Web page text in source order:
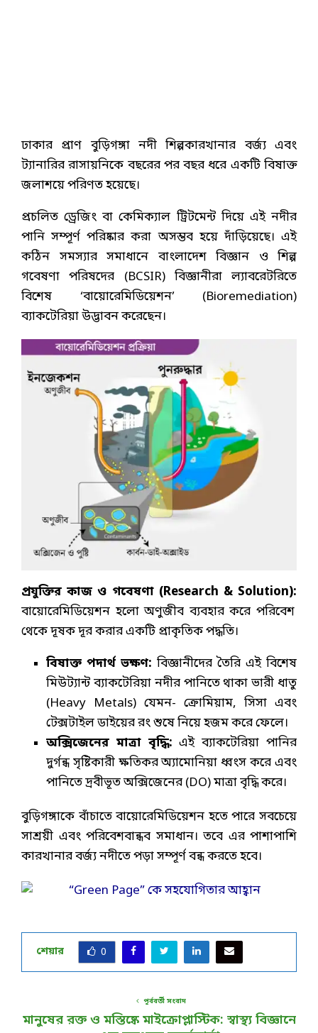
ঢাকার প্রাণ বুড়িগঙ্গা নদী শিল্পকারখানার বর্জ্য এবং
ট্যানারির রাসায়নিকে বছরের পর বছর ধরে একটি বিষাক্ত
জলাশয়ে পরিণত হয়েছে।
প্রচলিত ড্রেজিং বা কেমিক্যাল ট্রিটমেন্ট দিয়ে এই নদীর
পানি সম্পূর্ণ পরিষ্কার করা অসম্ভব হয়ে দাঁড়িয়েছে। এই
কঠিন সমস্যার সমাধানে বাংলাদেশ বিজ্ঞান ও শিল্প
গবেষণা পরিষদের (BCSIR) বিজ্ঞানীরা ল্যাবরেটরিতে
বিশেষ ‘বায়োরেমিডিয়েশন’ (Bioremediation)
ব্যাকটেরিয়া উদ্ভাবন করেছেন।
প্রযুক্তির কাজ ও গবেষণা (Research & Solution):
বায়োরেমিডিয়েশন হলো অণুজীব ব্যবহার করে পরিবেশ
থেকে দূষক দূর করার একটি প্রাকৃতিক পদ্ধতি।
বিষাক্ত পদার্থ ভক্ষণ: বিজ্ঞানীদের তৈরি এই বিশেষ
মিউট্যান্ট ব্যাকটেরিয়া নদীর পানিতে থাকা ভারী ধাতু
(Heavy Metals) যেমন- ক্রোমিয়াম, সিসা এবং
টেক্সটাইল ডাইয়ের রং শুষে নিয়ে হজম করে ফেলে।
অক্সিজেনের মাত্রা বৃদ্ধি: এই ব্যাকটেরিয়া পানির
দুর্গন্ধ সৃষ্টিকারী ক্ষতিকর অ্যামোনিয়া ধ্বংস করে এবং
পানিতে দ্রবীভূত অক্সিজেনের (DO) মাত্রা বৃদ্ধি করে।
বুড়িগঙ্গাকে বাঁচাতে বায়োরেমিডিয়েশন হতে পারে সবচেয়ে
সাশ্রয়ী এবং পরিবেশবান্ধব সমাধান। তবে এর পাশাপাশি
কারখানার বর্জ্য নদীতে পড়া সম্পূর্ণ বন্ধ করতে হবে।
শেয়ার 0
পূর্ববর্তী সংবাদ
মানুষের রক্ত ও মস্তিষ্কে মাইক্রোপ্লাস্টিক: স্বাস্থ্য বিজ্ঞানে